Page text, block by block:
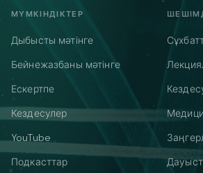
МҮМКІНДІКТЕР
Дыбысты мәтінге
Бейнежазбаны мәтінге
Ескертпе
Кездесулер
YouTube
Подкасттар